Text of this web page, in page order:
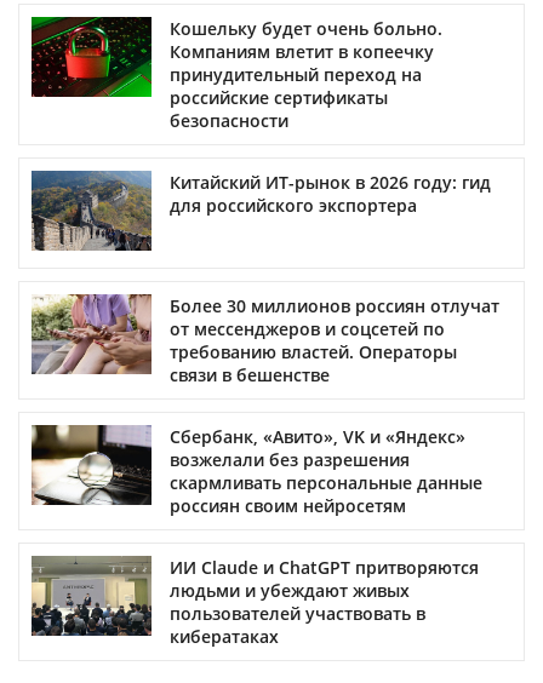
Кошельку будет очень больно.
Компаниям влетит в копеечку
принудительный переход на
российские сертификаты
безопасности
Китайский ИТ-рынок в 2026 году: гид
для российского экспортера
Более 30 миллионов россиян отлучат
от мессенджеров и соцсетей по
требованию властей. Операторы
связи в бешенстве
Сбербанк, «Авито», VK и «Яндекс»
возжелали без разрешения
скармливать персональные данные
россиян своим нейросетям
ИИ Claude и ChatGPT притворяются
людьми и убеждают живых
пользователей участвовать в
кибератаках